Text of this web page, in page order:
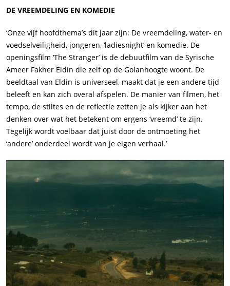
DE VREEMDELING EN KOMEDIE
‘Onze vijf hoofdthema’s dit jaar zijn: De vreemdeling, water- en
voedselveiligheid, jongeren, ‘ladiesnight’ en komedie. De
openingsfilm ‘The Stranger’ is de debuutfilm van de Syrische
Ameer Fakher Eldin die zelf op de Golanhoogte woont. De
beeldtaal van Eldin is universeel, maakt dat je een andere tijd
beleeft en kan zich overal afspelen. De manier van filmen, het
tempo, de stiltes en de reflectie zetten je als kijker aan het
denken over wat het betekent om ergens ‘vreemd’ te zijn.
Tegelijk wordt voelbaar dat juist door de ontmoeting het
‘andere’ onderdeel wordt van je eigen verhaal.’